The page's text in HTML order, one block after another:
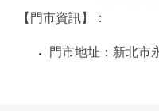
【門市資訊】：
門市地址：新北市